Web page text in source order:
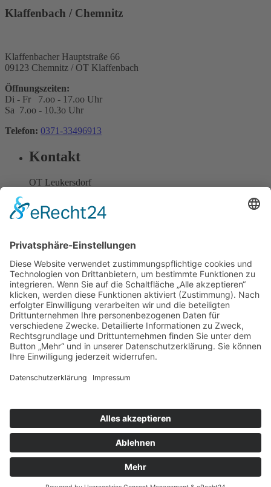
Klaffenbach / Chemnitz
Klaffenbacher Hauptstraße 66
09123 Chemnitz / OT Klaffenbach
Öffnungszeiten:
Di - Fr 7.oo - 17.oo Uhr
Sa 7.oo - 10.3o Uhr
Telefon: 0371-33496913
Kontakt
OT Leukersdorf
09387 Jahnsdorf
Mail:info@baeckerei-seifert.de
Informationen
Stollen-Onlineshop
Jobs
Fachgeschäfte
Kontakt
Impressum
Datenschutzerklärung
Home
Bist Du bereit für eine neue Herausforderung?
Hast Du Lust auf Handwerk?
Sei unser Retter des Morgens!
Wir suchen Dich!